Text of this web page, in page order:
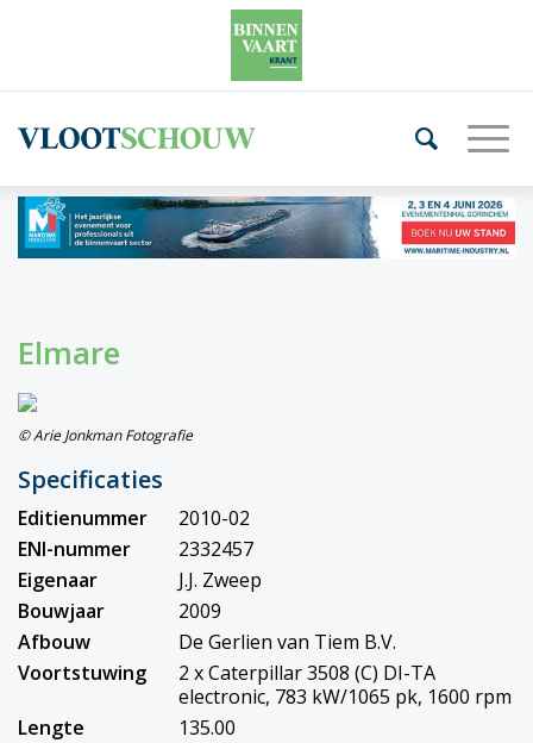
Elmare
© Arie Jonkman Fotografie
Specificaties
Editienummer
2010-02
ENI-nummer
2332457
Eigenaar
J.J. Zweep
Bouwjaar
2009
Afbouw
De Gerlien van Tiem B.V.
Voortstuwing
2 x Caterpillar 3508 (C) DI-TA
electronic, 783 kW/1065 pk, 1600 rpm
Lengte
135.00